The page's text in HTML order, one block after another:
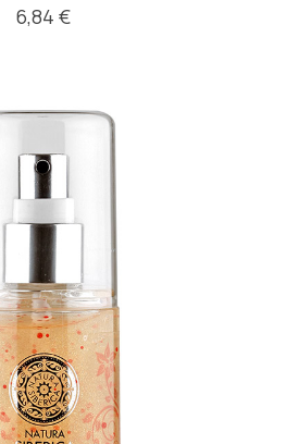
6,84 €